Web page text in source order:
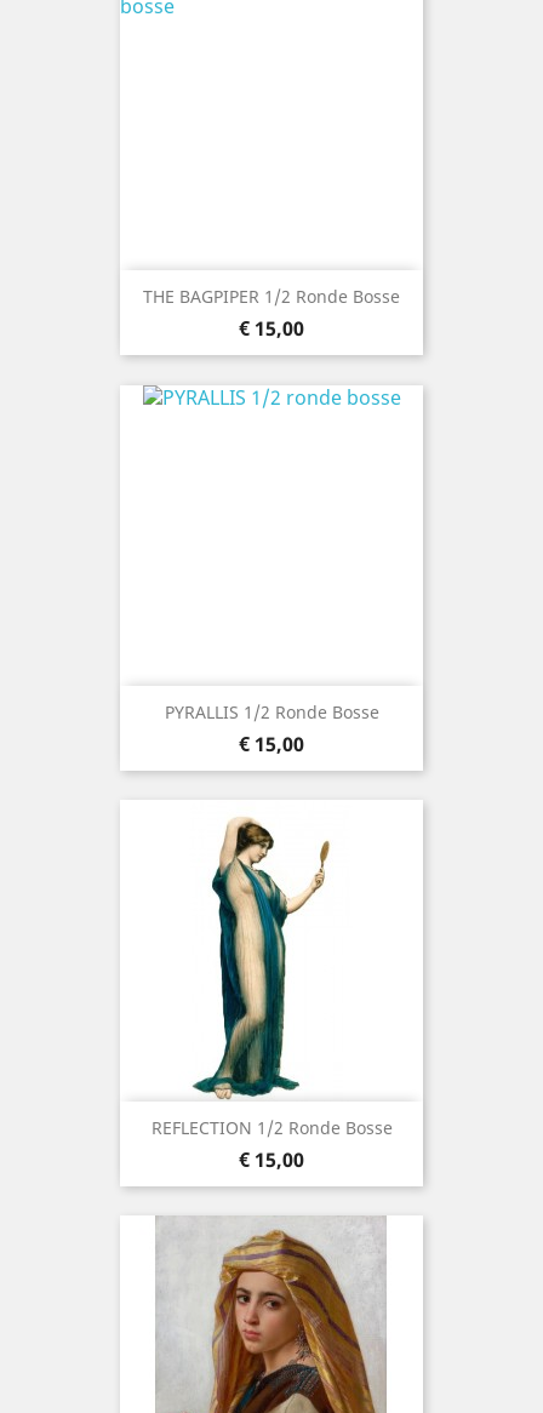
THE BAGPIPER 1/2 Ronde Bosse
Prijs
€ 15,00
PYRALLIS 1/2 Ronde Bosse
Prijs
€ 15,00
REFLECTION 1/2 Ronde Bosse
Prijs
€ 15,00